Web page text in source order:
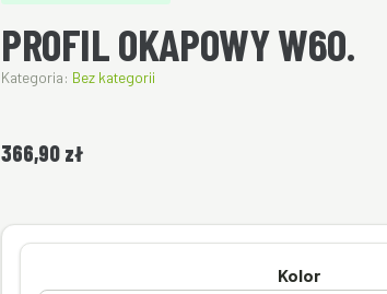
PROFIL OKAPOWY W60.
Kategoria: Bez kategorii
366,90 zł
Kolor